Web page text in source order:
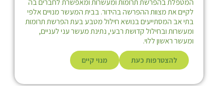
לקיים את מצוות ההפרשה בהידור. בבית המעשר מנויים אלפי
בתי אב המסתייעים בנושא חילול מטבע בעת הפרשת תרומות
ומעשרות ובחילול קדושת רבעי, נתינת מעשר עני לעניים,
ומעשר ראשון ללוי.
להצטרפות כעת מנוי קיים